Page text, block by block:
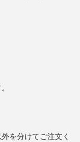
を分けてご注文く